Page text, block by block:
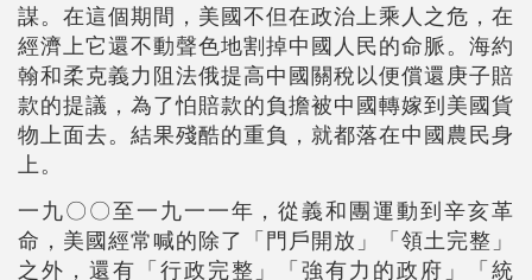
謀。在這個期間，美國不但在政治上乘人之危，在
經濟上它還不動聲色地割掉中國人民的命脈。海約
翰和柔克義力阻法俄提高中國關稅以便償還庚子賠
款的提議，為了怕賠款的負擔被中國轉嫁到美國貨
物上面去。結果殘酷的重負，就都落在中國農民身
上。
一九〇〇至一九一一年，從義和團運動到辛亥革
命，美國經常喊的除了「門戶開放」「領土完整」
之外，還有「行政完整」「強有力的政府」「統